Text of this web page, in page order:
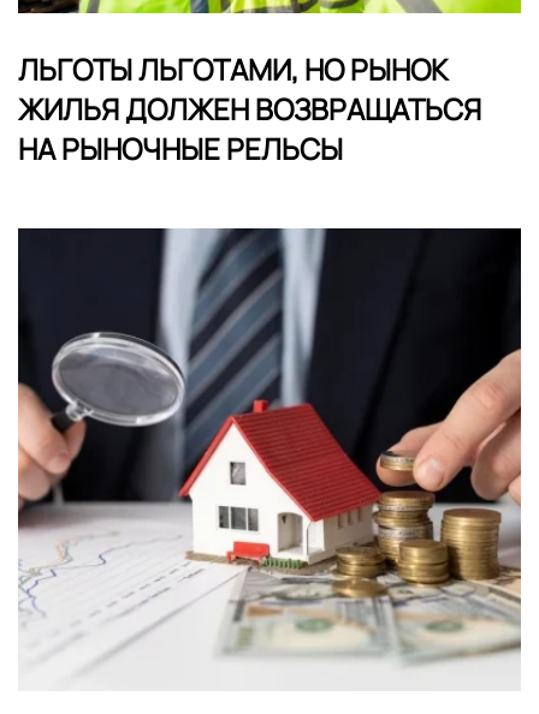
ЛЬГОТЫ ЛЬГОТАМИ, НО РЫНОК
ЖИЛЬЯ ДОЛЖЕН ВОЗВРАЩАТЬСЯ
НА РЫНОЧНЫЕ РЕЛЬСЫ